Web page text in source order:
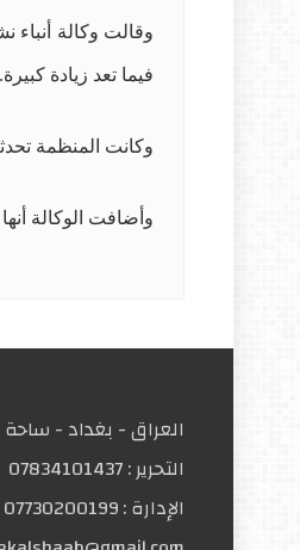
فيما تعد زيادة كبيرة.
وكانت المنظمة تحدثت في وقت سابق عن ارتفاع
وأضافت الوكالة
العراق - بغداد - ساحة
التحریر :07834101437
الإدارة :07730200199